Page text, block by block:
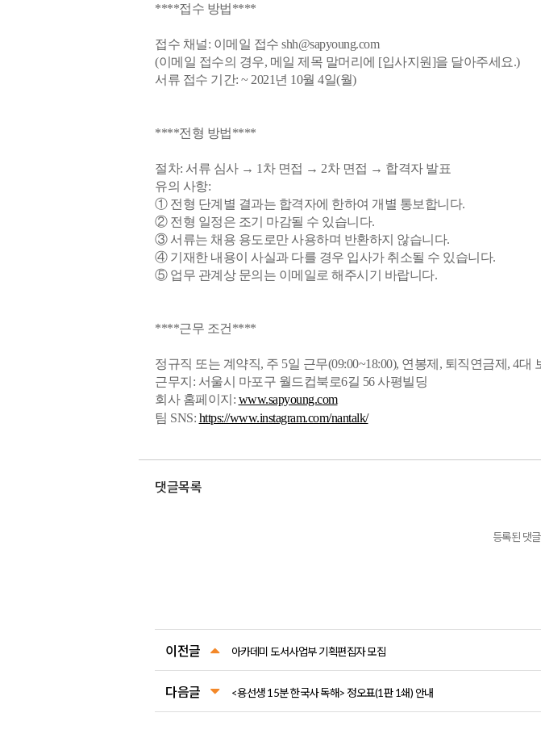
****접수 방법****
접수 채널: 이메일 접수 shh@sapyoung.com
(이메일 접수의 경우, 메일 제목 말머리에 [입사지원]을 달아주세요.)
서류 접수 기간: ~ 2021년 10월 4일(월)
****전형 방법****
절차: 서류 심사 → 1차 면접 → 2차 면접 → 합격자 발표
유의 사항:
① 전형 단계별 결과는 합격자에 한하여 개별 통보합니다.
② 전형 일정은 조기 마감될 수 있습니다.
③ 서류는 채용 용도로만 사용하며 반환하지 않습니다.
④ 기재한 내용이 사실과 다를 경우 입사가 취소될 수 있습니다.
⑤ 업무 관계상 문의는 이메일로 해주시기 바랍니다.
****근무 조건****
정규직 또는 계약직, 주 5일 근무(09:00~18:00), 연봉제, 퇴직연금제, 4
근무지: 서울시 마포구 월드컵북로6길 56 사평빌딩
회사 홈페이지: www.sapyoung.com
팀 SNS: https://www.instagram.com/nantalk/
댓글목록
등록된 댓
이전글 아카데미 도서사업부 기획편집자 모집
다음글 <용선생 15분 한국사 독해> 정오표(1판 1쇄) 안내